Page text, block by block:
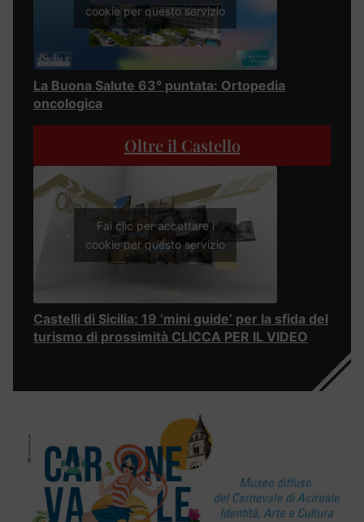
cookie per questo servizio
La Buona Salute 63° puntata: Ortopedia
oncologica
Oltre il Castello
Fai clic per accettare i
cookie per questo servizio
Castelli di Sicilia: 19 ‘mini guide’ per la sfida del
turismo di prossimità CLICCA PER IL VIDEO